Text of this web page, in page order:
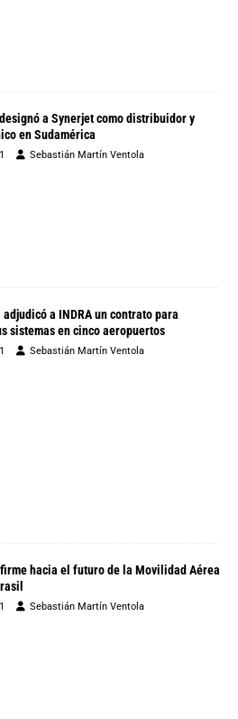
a Synerjet como distribuidor y
en Sudamérica
Sebastián Martín Ventola
adjudicó a INDRA un contrato para
sistemas en cinco aeropuertos
Sebastián Martín Ventola
firme hacia el futuro de la Movilidad Aérea
Sebastián Martín Ventola